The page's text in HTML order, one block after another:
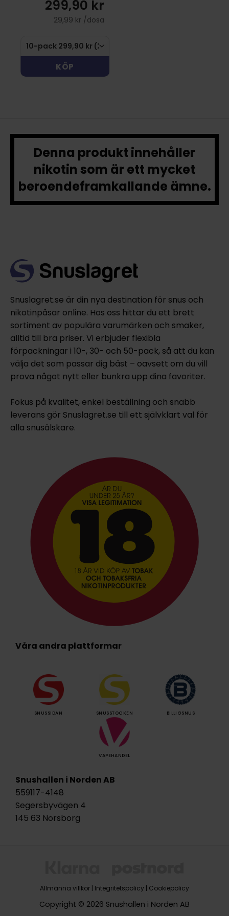
299,90 kr
29,99 kr /dosa
KÖP
Denna produkt innehåller
nikotin som är ett mycket
beroendeframkallande ämne.
Snuslagret.se är din nya destination för snus och
nikotinpåsar online. Hos oss hittar du ett brett
sortiment av populära varumärken och smaker,
alltid till bra priser. Vi erbjuder flexibla
förpackningar i 10-, 30- och 50-pack, så att du kan
välja det som passar dig bäst – oavsett om du vill
prova något nytt eller bunkra upp dina favoriter.
Fokus på kvalitet, enkel beställning och snabb
leverans gör Snuslagret.se till ett självklart val för
alla snusälskare.
Våra andra plattformar
SNUSSIDAN SNUSSTOCKEN BILLIGSNUS
VAPEHANDEL
Snushallen i Norden AB
559117-4148
Segersbyvägen 4
145 63 Norsborg
Allmänna villkor | Integritetspolicy | Cookiepolicy
Copyright © 2026 Snushallen i Norden AB